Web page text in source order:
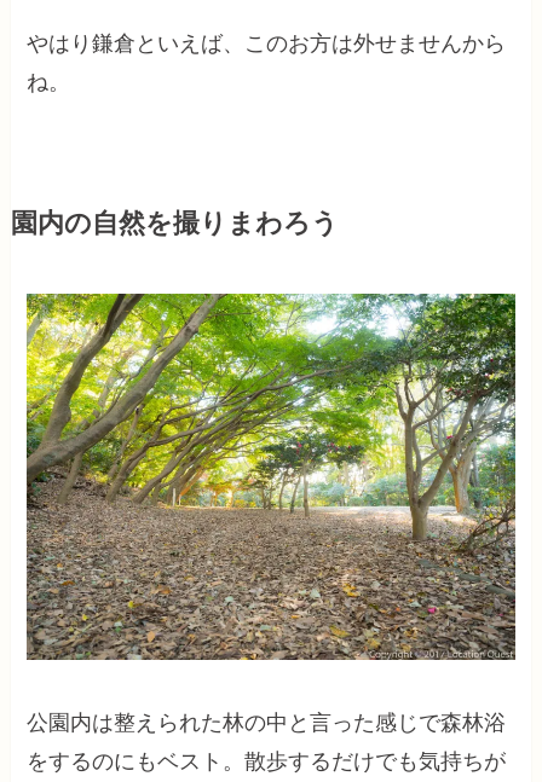
やはり鎌倉といえば、このお方は外せませんから
ね。
園内の自然を撮りまわろう
公園内は整えられた林の中と言った感じで森林浴
をするのにもベスト。散歩するだけでも気持ちが